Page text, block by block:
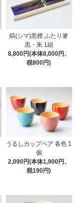
縞(シマ)黒檀 ふたり箸
黒・朱 1組
8,800円(本体8,000円、
税800円)
うるしカップペア 各色 1
個
2,090円(本体1,900円、
税190円)